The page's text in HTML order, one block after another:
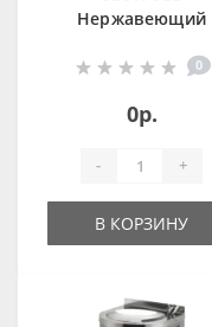
Нержавеющий
автоматической
пост.
0
0р.
- +
В КОРЗИНУ